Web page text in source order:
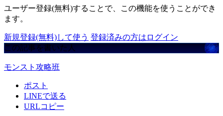
ユーザー登録(無料)することで、この機能を使うことができ
ます。
新規登録(無料)して使う 登録済みの方はログイン
この記事を書いた人
モンスト攻略班
ポスト
LINEで送る
URLコピー